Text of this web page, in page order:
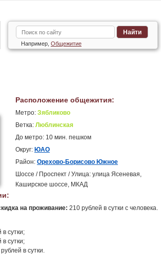
Найти
Например, Общежитие
Расположение общежития:
Метро: Зябликово
Ветка: Люблинская
До метро: 10 мин. пешком
Округ: ЮАО
Район: Орехово-Борисово Южное
Шоссе / Проспект / Улица: улица Ясеневая,
Каширское шоссе, МКАД
на проживание: 210 рублей в сутки с человека.
сутки;
сутки;
в сутки.